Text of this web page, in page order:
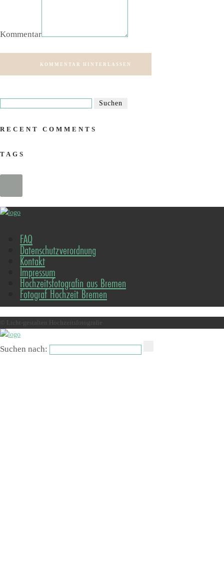
Kommentar
KOMMENTAR HINTERLASSEN
RECENT COMMENTS
TAGS
FAQ
Datenschutzverordnung
Kontakt
Impressum
Hochzeitsfotografin aus Bremen
Fotograf Hochzeit Bremen
© Licht-gestalten Hochzeitsfotografie
Suchen nach: